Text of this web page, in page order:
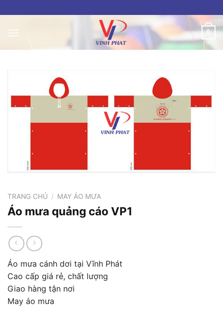
to
content
0
TRANG CHỦ / MAY ÁO MƯA
Áo mưa quảng cáo VP1
Áo mưa cánh dơi tại Vĩnh Phát
Cao cấp giá rẻ, chất lượng
Giao hàng tận nơi
May áo mưa